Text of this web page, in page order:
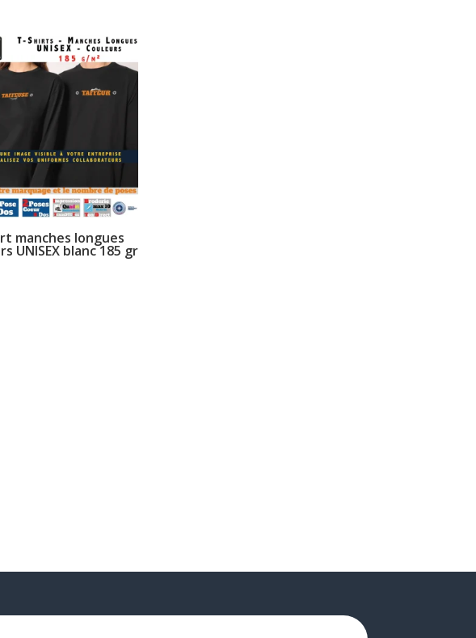
manches longues
UNISEX blanc 185 gr